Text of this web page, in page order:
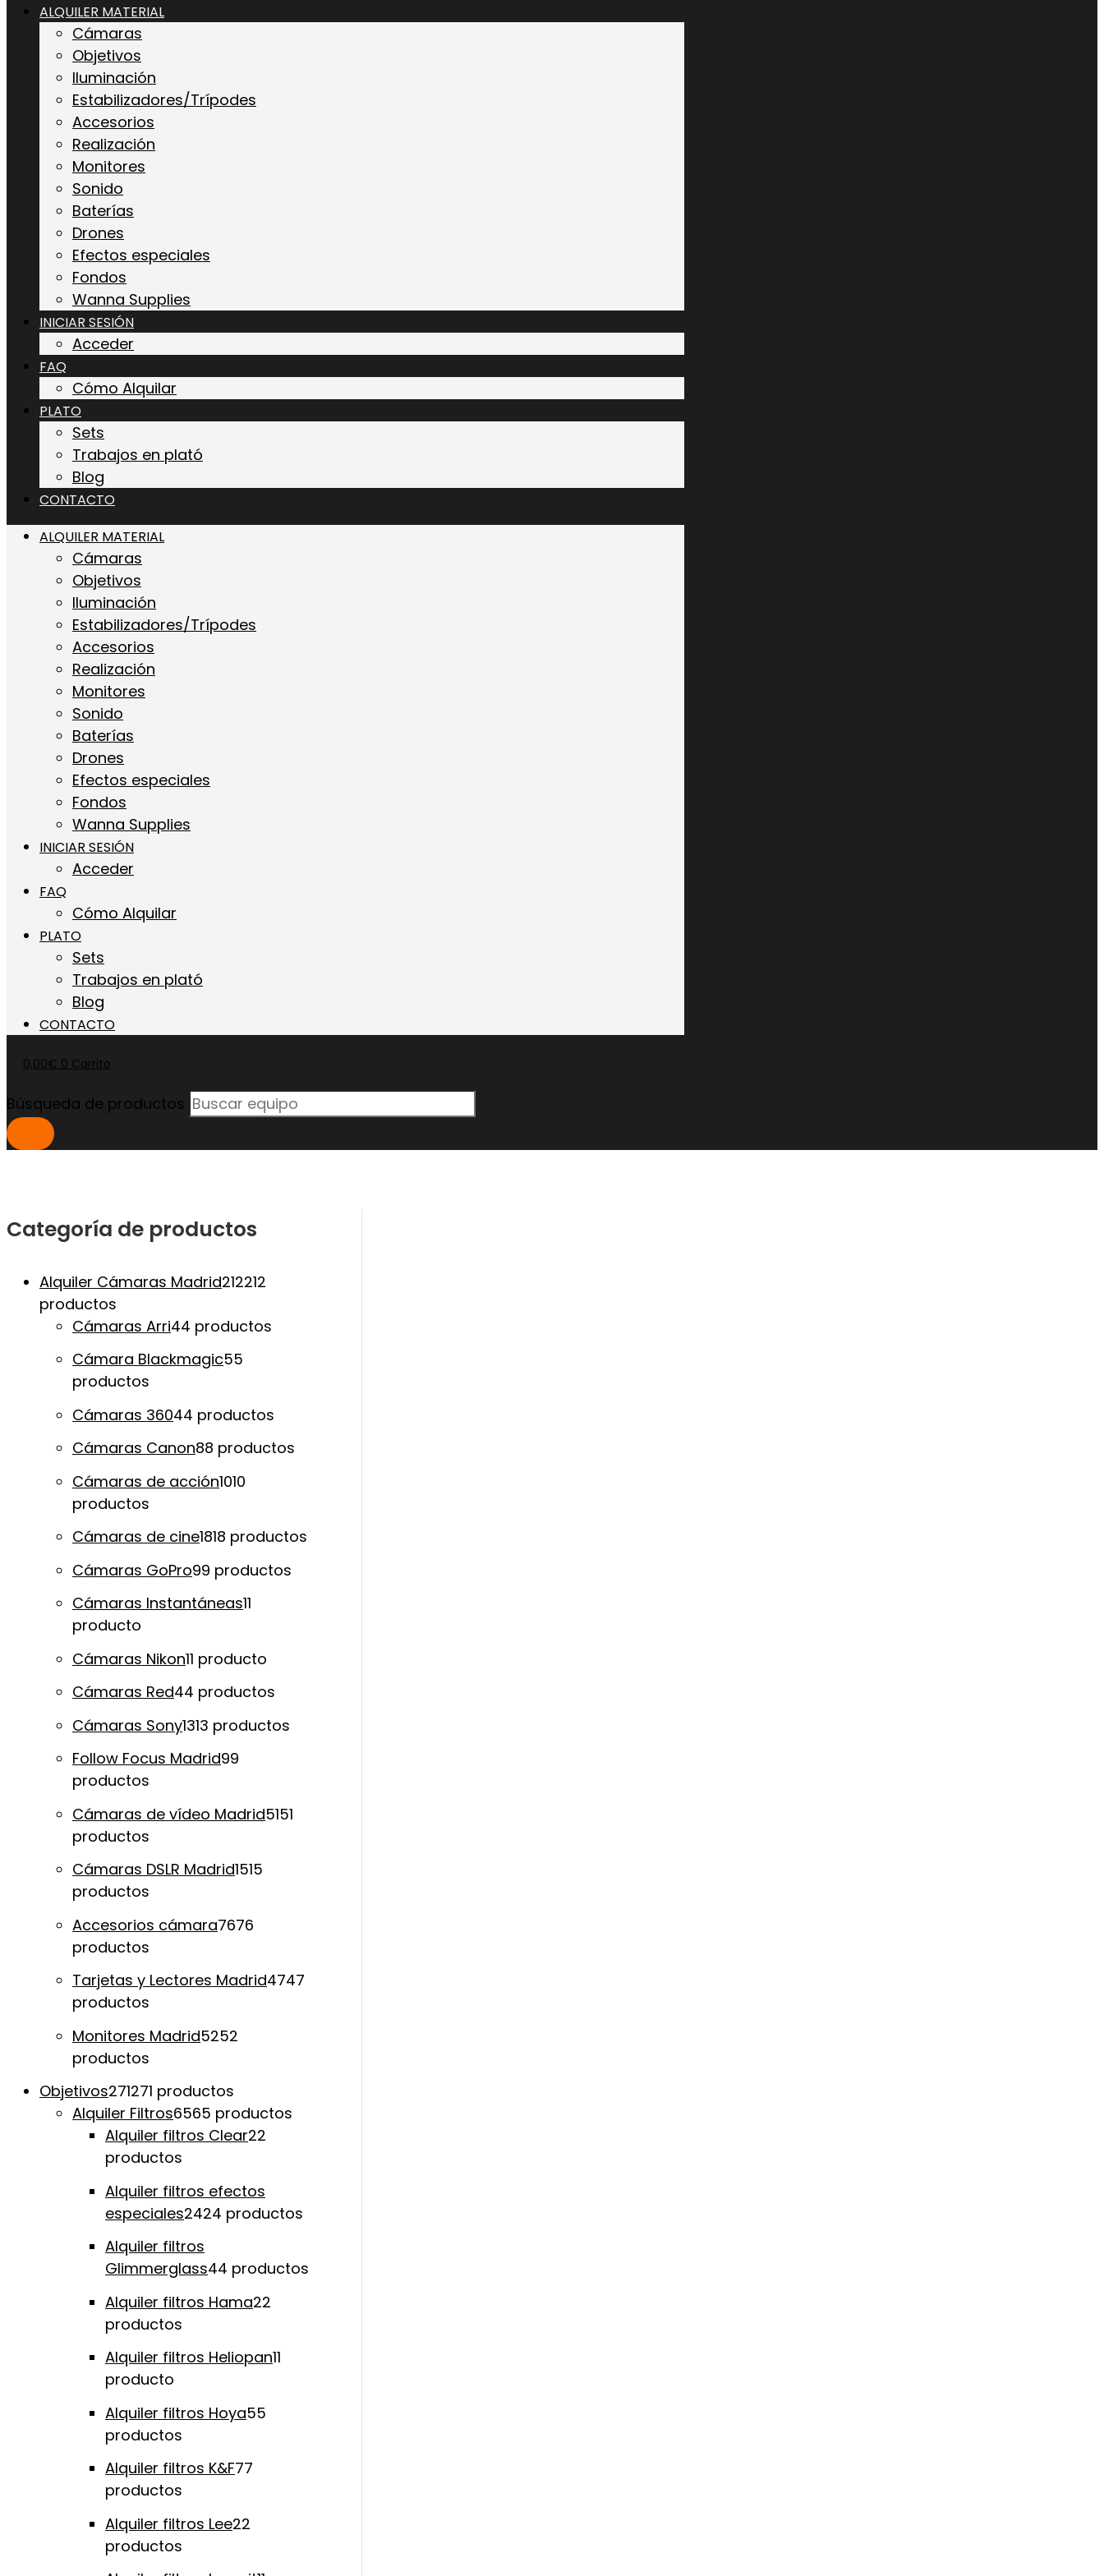
ALQUILER MATERIAL
Cámaras
Objetivos
Iluminación
Estabilizadores/Trípodes
Accesorios
Realización
Monitores
Sonido
Baterías
Drones
Efectos especiales
Fondos
Wanna Supplies
INICIAR SESIÓN
Acceder
FAQ
Cómo Alquilar
PLATO
Sets
Trabajos en plató
Blog
CONTACTO
ALQUILER MATERIAL
Cámaras
Objetivos
Iluminación
Estabilizadores/Trípodes
Accesorios
Realización
Monitores
Sonido
Baterías
Drones
Efectos especiales
Fondos
Wanna Supplies
INICIAR SESIÓN
Acceder
FAQ
Cómo Alquilar
PLATO
Sets
Trabajos en plató
Blog
CONTACTO
0,00€ 0 Carrito
Búsqueda de productos
Categoría de productos
Alquiler Cámaras Madrid212212
productos
Cámaras Arri44 productos
Cámara Blackmagic55
productos
Cámaras 36044 productos
Cámaras Canon88 productos
Cámaras de acción1010
productos
Cámaras de cine1818 productos
Cámaras GoPro99 productos
Cámaras Instantáneas11
producto
Cámaras Nikon11 producto
Cámaras Red44 productos
Cámaras Sony1313 productos
Follow Focus Madrid99
productos
Cámaras de vídeo Madrid5151
productos
Cámaras DSLR Madrid1515
productos
Accesorios cámara7676
productos
Tarjetas y Lectores Madrid4747
productos
Monitores Madrid5252
productos
Objetivos271271 productos
Alquiler Filtros6565 productos
Alquiler filtros Clear22
productos
Alquiler filtros efectos
especiales2424 productos
Alquiler filtros
Glimmerglass44 productos
Alquiler filtros Hama22
productos
Alquiler filtros Heliopan11
producto
Alquiler filtros Hoya55
productos
Alquiler filtros K&F77
productos
Alquiler filtros Lee22
productos